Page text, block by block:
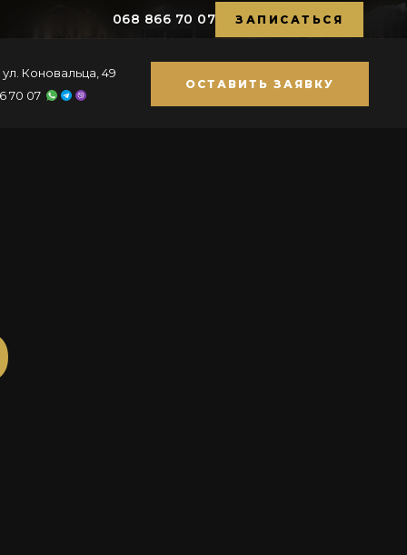
ул. Коновальца, 49
70 07
ОСТАВИТЬ ЗАЯВКУ
068 866 70 07 ЗАПИСАТЬСЯ